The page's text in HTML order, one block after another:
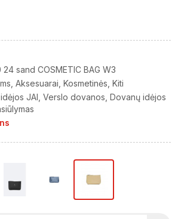
24 sand COSMETIC BAG W3
Aksesuarai Kosmetinės Kiti
JAI Verslo dovanos Dovanų idėjos